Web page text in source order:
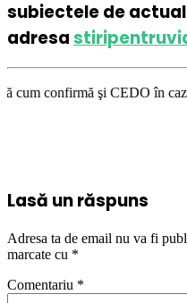
subiectele de
adresa
CEDO în cazul
Lasă un răspuns
Adresa ta de email nu va fi
marcate cu *
Comentariu *